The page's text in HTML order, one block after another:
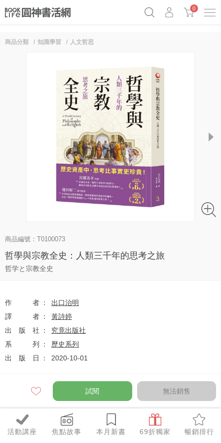
0
活動講座 焦點故事 本月新書 69折獨家 暢銷排行
商品分類 知識學習 人文哲思
next
商品編號：T0100073
哲學與宗教全史：人類三千年的思考之旅
哲学と宗教全史
作者
出口治明
譯者
黃詩婷
出版社
究竟出版社
系列
歷史系列
出版日
2020-10-01
定價 $430
優惠價 折
試閱 無法銷售